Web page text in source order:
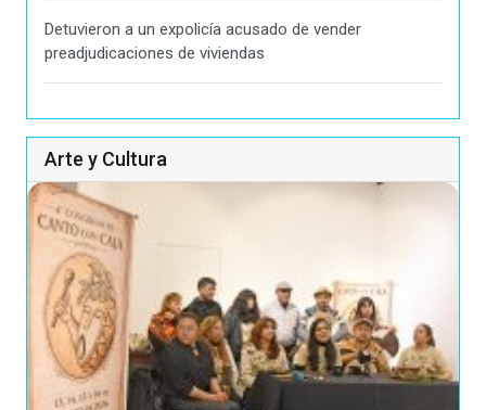
Detuvieron a un expolicía acusado de vender
preadjudicaciones de viviendas
Arte y Cultura